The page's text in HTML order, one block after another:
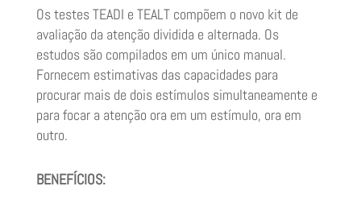
Os testes TEADI e TEALT compõem o novo kit de
avaliação da atenção dividida e alternada. Os
estudos são compilados em um único manual.
Fornecem estimativas das capacidades para
procurar mais de dois estímulos simultaneamente e
para focar a atenção ora em um estímulo, ora em
outro.
BENEFÍCIOS: